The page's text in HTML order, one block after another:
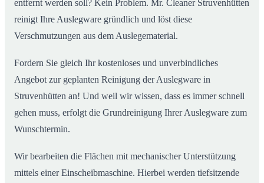
entfernt werden soll? Kein Problem. Mr. Cleaner Struvenhütten
reinigt Ihre Auslegware gründlich und löst diese
Verschmutzungen aus dem Auslegematerial.
Fordern Sie gleich Ihr kostenloses und unverbindliches
Angebot zur geplanten Reinigung der Auslegware in
Struvenhütten an! Und weil wir wissen, dass es immer schnell
gehen muss, erfolgt die Grundreinigung Ihrer Auslegware zum
Wunschtermin.
Wir bearbeiten die Flächen mit mechanischer Unterstützung
mittels einer Einscheibmaschine. Hierbei werden tiefsitzende